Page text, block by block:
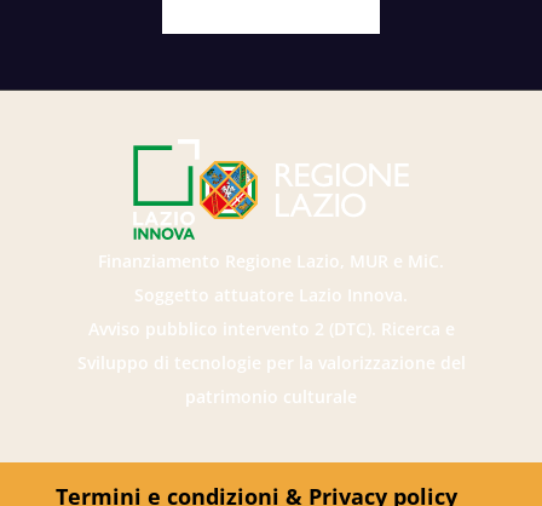
Finanziamento Regione Lazio, MUR e MiC.
Soggetto attuatore Lazio Innova.
Avviso pubblico intervento 2 (DTC). Ricerca e
Sviluppo di tecnologie per la valorizzazione del
patrimonio culturale
Termini e condizioni & Privacy policy